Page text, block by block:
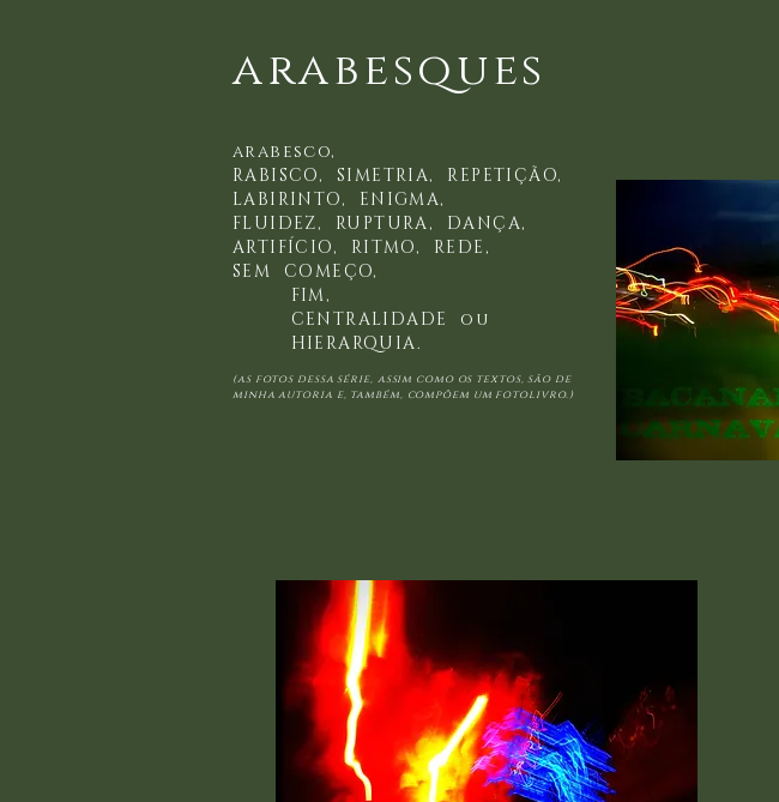
arabesques
arabesco,
RABISCO, SIMETRIA, REPETIÇÃO,
LABIRINTO, ENIGMA,
FLUIDEZ, RUPTURA, DANÇA,
ARTIFÍCIO, RITMO, REDE,
SEM COMEÇO,
FIM,
CENTRALIDADE ou
HIERARQUIA.
(as fotos dessa série, assim como os textos, são de
minha autoria e, também, compõem um fotolivro.)